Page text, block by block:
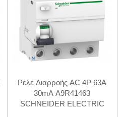
Ρελέ Διαρροής AC 4P 63A
30mA A9R41463
SCHNEIDER ELECTRIC